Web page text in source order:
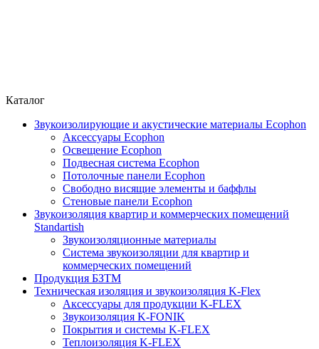
Каталог
Звукоизолирующие и акустические материалы Ecophon
Аксессуары Ecophon
Освещение Ecophon
Подвесная система Ecophon
Потолочные панели Ecophon
Свободно висящие элементы и баффлы
Стеновые панели Ecophon
Звукоизоляция квартир и коммерческих помещений
Standartish
Звукоизоляционные материалы
Система звукоизоляции для квартир и
коммерческих помещений
Продукция БЗТМ
Техническая изоляция и звукоизоляция K-Flex
Аксессуары для продукции K-FLEX
Звукоизоляция K-FONIK
Покрытия и системы K-FLEX
Теплоизоляция K-FLEX